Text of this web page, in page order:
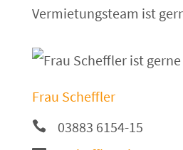
Vermietungsteam ist
Frau Scheffler
03883 6154-15